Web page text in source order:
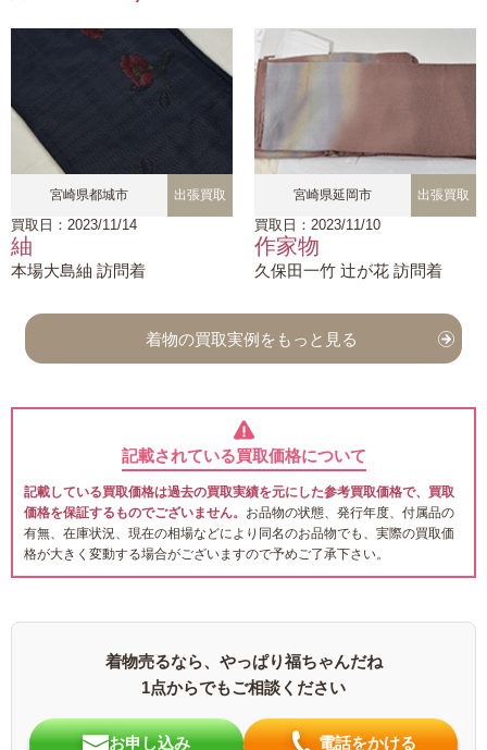
宮崎県都城市 出張買取
買取日：2023/11/14
紬
本場大島紬 訪問着
宮崎県延岡市 出張買取
買取日：2023/11/10
作家物
久保田一竹 辻が花 訪問着
着物の買取実例をもっと見る
記載されている買取価格について
記載している買取価格は過去の買取実績を元にした参考買取価格で、買取
価格を保証するものでございません。 お品物の状態、発行年度、付属品の
有無、在庫状況、現在の相場などにより同名のお品物でも、実際の買取価
格が大きく変動する場合がございますので予めご了承下さい。
着物売るなら、やっぱり福ちゃんだね
1点からでもご相談ください
お申し込み 電話をかける